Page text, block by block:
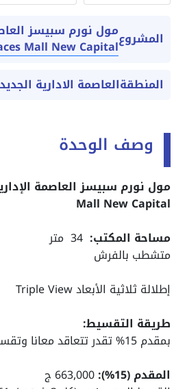
المشروعMall New Capital
المنطقةالعاصمة الادارية
وصف الوحدة
Mall New Capital
مساحة المكتب: 34 متر
متشطب بالفرش
إطلالة ثلاثية الأبعاد Triple View
طريقة التقسيط:
بمقدم 15% تقدر تتعاقد معانا وتقسط الباقي علي 7 سنين
المقدم (15%):
663,000 ج